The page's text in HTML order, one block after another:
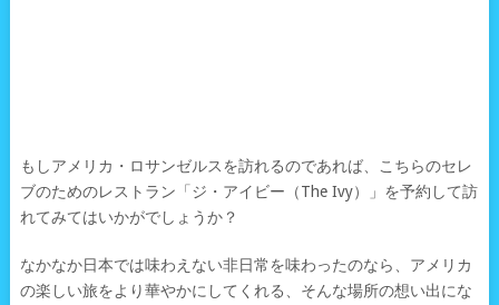
もしアメリカ・ロサンゼルスを訪れるのであれば、こちらのセレ
ブのためのレストラン「ジ・アイビー（The Ivy）」を予約して訪
れてみてはいかがでしょうか？
なかなか日本では味わえない非日常を味わったのなら、アメリカ
の楽しい旅をより華やかにしてくれる、そんな場所の想い出にな